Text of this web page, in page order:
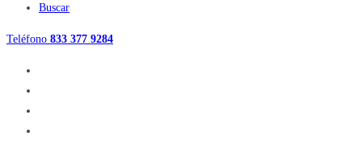
Buscar
Teléfono 833 377 9284